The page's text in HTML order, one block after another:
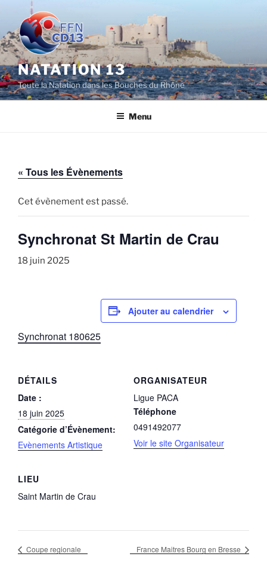
contenu
principal
NATATION 13
Toute la Natation dans les Bouches du Rhône
Menu
« Tous les Évènements
Cet évènement est passé.
Synchronat St Martin de Crau
18 juin 2025
Synchronat 180625
Ajouter au calendrier
DÉTAILS
Date :
18 juin 2025
Catégorie d’Évènement:
Evènements Artistique
ORGANISATEUR
Ligue PACA
Téléphone
0491492077
Voir le site Organisateur
LIEU
Saint Martin de Crau
Coupe regionale France Maitres Bourg en Bresse